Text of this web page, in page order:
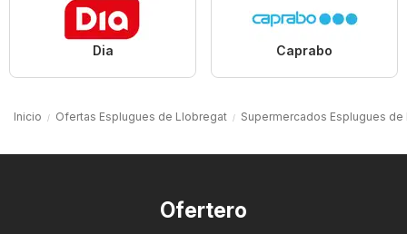
Dia Caprabo
Inicio Ofertas Esplugues de Llobregat Supermercados Esplugues
Ofertero